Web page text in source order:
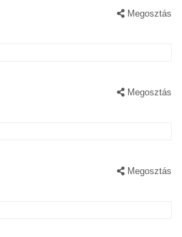
Megosztás
Megosztás
Megosztás